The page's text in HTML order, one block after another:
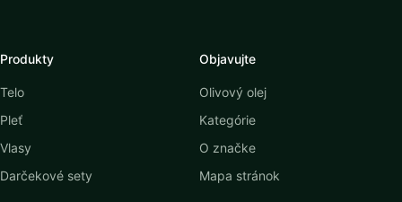
Produkty
Telo
Pleť
Vlasy
Darčekové sety
Objavujte
Olivový olej
Kategórie
O značke
Mapa stránok